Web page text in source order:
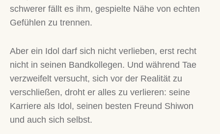
schwerer fällt es ihm, gespielte Nähe von echten
Gefühlen zu trennen.
Aber ein Idol darf sich nicht verlieben, erst recht
nicht in seinen Bandkollegen. Und während Tae
verzweifelt versucht, sich vor der Realität zu
verschließen, droht er alles zu verlieren: seine
Karriere als Idol, seinen besten Freund Shiwon
und auch sich selbst.